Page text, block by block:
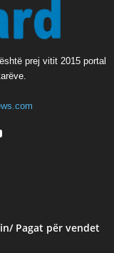
prej vitit 2015 portal
Pagat për vendet